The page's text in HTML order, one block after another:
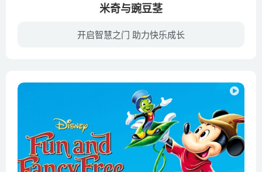
米奇与豌豆茎
开启智慧之门 助力快乐成长